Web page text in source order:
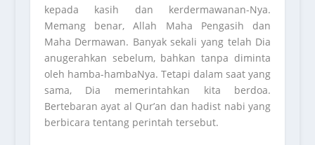
kepada kasih dan kerdermawanan-Nya.
Memang benar, Allah Maha Pengasih dan
Maha Dermawan. Banyak sekali yang telah Dia
anugerahkan sebelum, bahkan tanpa diminta
oleh hamba-hambaNya. Tetapi dalam saat yang
sama, Dia memerintahkan kita berdoa.
Bertebaran ayat al Qur’an dan hadist nabi yang
berbicara tentang perintah tersebut.